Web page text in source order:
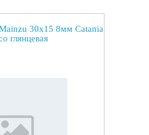
30x15 8мм Catania
глянцевая